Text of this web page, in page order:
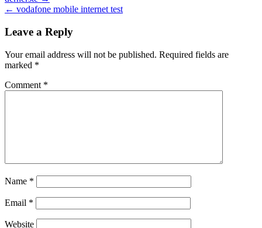
navigation
← vodafone mobile internet test
Leave a Reply
Your email address will not be published. Required fields are
marked *
Comment *
Name *
Email *
Website